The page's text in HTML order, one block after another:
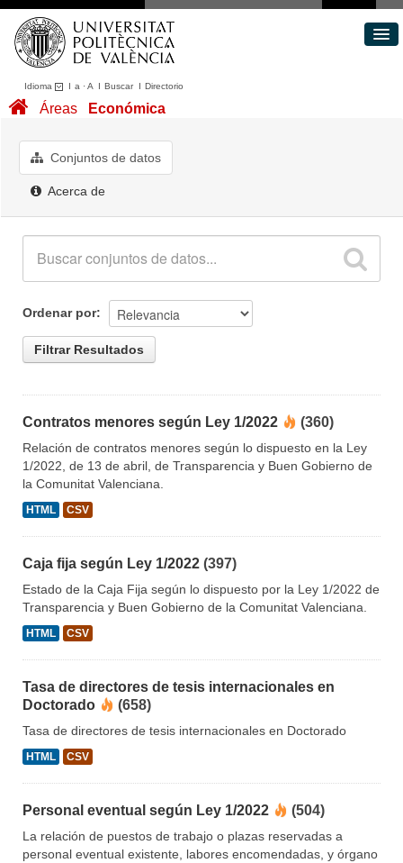
Idioma I a ·A I BuscarI Directorio
Conjuntos de datos
Acerca de
Áreas Económica
Conjuntos de datos
Acerca de
Ordenar por
Filtrar Resultados
Contratos menores según Ley 1/2022 (360)
Relación de contratos menores según lo dispuesto en la Ley
1/2022, de 13 de abril, de Transparencia y Buen Gobierno de
la Comunitat Valenciana.
HTML CSV
Caja fija según Ley 1/2022 (397)
Estado de la Caja Fija según lo dispuesto por la Ley 1/2022 de
Transparencia y Buen Gobierno de la Comunitat Valenciana.
HTML CSV
Tasa de directores de tesis internacionales en
Doctorado
(658)
Tasa de directores de tesis internacionales en Doctorado
HTML CSV
Personal eventual según Ley 1/2022 (504)
La relación de puestos de trabajo o plazas reservadas a
personal eventual existente, labores encomendadas, y órgano